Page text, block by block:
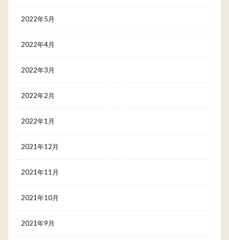
2022年5月
2022年4月
2022年3月
2022年2月
2022年1月
2021年12月
2021年11月
2021年10月
2021年9月